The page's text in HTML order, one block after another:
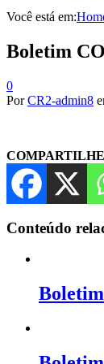
Você está em:
Boletim
0
PorCR2-admin8
COMPARTILHE
Conteúdo